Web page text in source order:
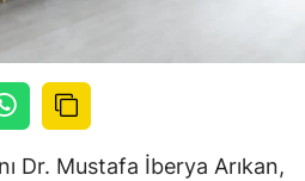
Dr. Mustafa İberya Arıkan,